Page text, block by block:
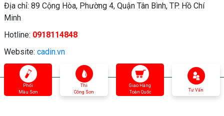
Địa chỉ: 89 Cộng Hòa, Phường 4, Quận Tân Bình, TP. Hồ Chí
Minh
Hotline: 0918114848
Website: cadin.vn
Phối
Màu Sơn
Thi
Công Sơn
Giao Hàng
Toàn Quốc
Tư Vấn